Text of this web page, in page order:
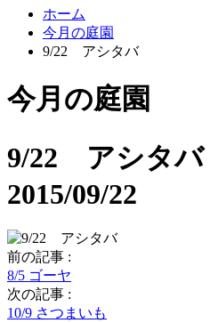
ホーム
今月の庭園
9/22 アシタバ
今月の庭園
9/22 アシタバ
2015/09/22
前の記事 :
8/5 ゴーヤ
次の記事 :
10/9 さつまいも